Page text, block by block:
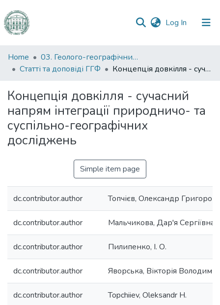
Log In (current)
Communities
&
All of DSpace
Statistics
Home
03. Геолого-географічний факультет
Статті та доповіді ГГФ
Концепція довкілля - сучасний напрям інтеграції природничо- та суспільно-географічних досліджень
Концепція довкілля - сучасний
напрям інтеграції природничо- та
суспільно-географічних
досліджень
Simple item page
dc.contributor.author Топчієв, Олександр
dc.contributor.author Мальчикова, Дар'я Сергіївна
dc.contributor.author Пилипенко, І. О.
dc.contributor.author Яворська, Вікторія
dc.contributor.author Topchiiev, Oleksandr H.